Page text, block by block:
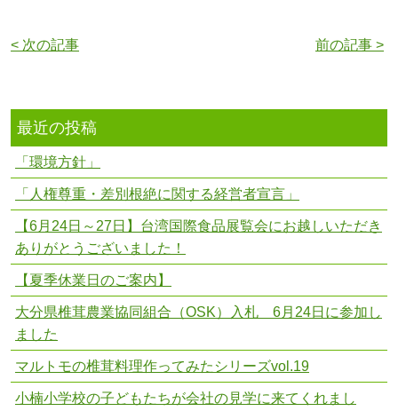
< 次の記事 前の記事 >
最近の投稿
「環境方針」
「人権尊重・差別根絶に関する経営者宣言」
【6月24日～27日】台湾国際食品展覧会にお越しいただき
ありがとうございました！
【夏季休業日のご案内】
大分県椎茸農業協同組合（OSK）入札 6月24日に参加し
ました
マルトモの椎茸料理作ってみたシリーズvol.19
小楠小学校の子どもたちが会社の見学に来てくれまし